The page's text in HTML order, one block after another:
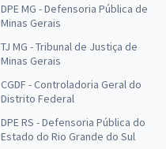
DPE MG - Defensoria Pública de
Minas Gerais
TJ MG - Tribunal de Justiça de
Minas Gerais
CGDF - Controladoria Geral do
Distrito Federal
DPE RS - Defensoria Pública do
Estado do Rio Grande do Sul